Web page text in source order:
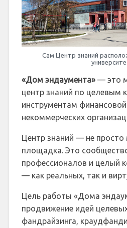
Сам Центр знаний
«Дом эндаумента»— это
центр знаний по целевым
инструментам
некоммерческих
Центр знаний — не просто
площадка. Это
профессионалов и целый
— как реальных, так и
Цель работы «Дома
продвижение идей
фандрайзинга,